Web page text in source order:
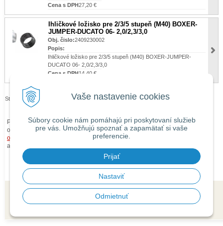
Vaše nastavenie cookies
Súbory cookie nám pomáhajú pri poskytovaní služieb
pre vás. Umožňujú spoznať a zapamätať si vaše
preferencie.
Prijať
Nastaviť
Odmietnuť
Cena s DPH27,20 €
Ihličkové ložisko pre 2/3/5 stupeň (M40) BOXER-
JUMPER-DUCATO 06- 2,0/2,3/3,0
Obj. čislo:2409230002
Popis:
Ihličkové ložisko pre 2/3/5 stupeň (M40) BOXER-JUMPER-
DUCATO 06- 2,0/2,3/3,0
Cena s DPH14,40 €
Stránky: 1
Pri zaslaní tovaru mimo územia Slovenskej republiky budú ku každej
objednávke prirátanénáklady na dopravu mimo územia SR podľa
obchodných podmienok
. O cene Vás budeme vopred informovať telefonicky
alebo e-mailom.
© 2026 isaauto.sk • tvorba eshopu cez UNIobchod
spoločnosti